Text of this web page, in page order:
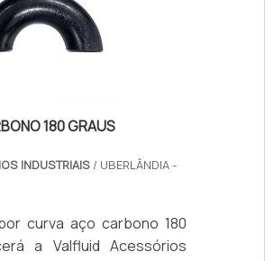
180 GRAUS
INDUSTRIAIS / UBERLÂNDIA -
curva aço carbono 180
a Valfluid Acessórios